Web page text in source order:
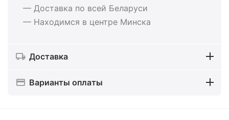
— Доставка по всей Беларуси
— Находимся в центре Минска
Доставка
Варианты оплаты